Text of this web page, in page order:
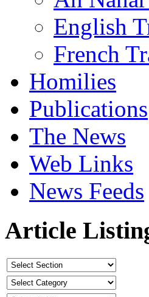
English
French
Homilies
Publications
The News
Web Links
News Feeds
Article